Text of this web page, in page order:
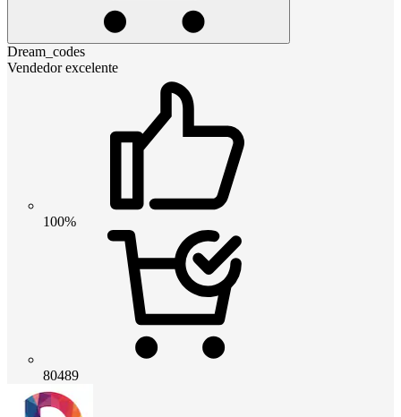
Dream_codes
Vendedor excelente
100%
80489